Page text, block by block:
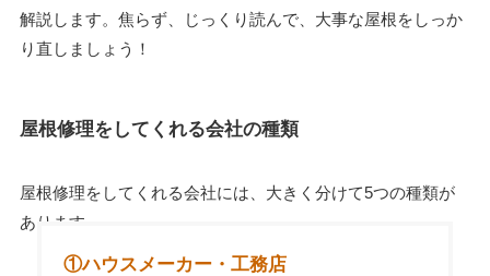
解説します。焦らず、じっくり読んで、大事な屋根をしっか
り直しましょう！
屋根修理をしてくれる会社の種類
屋根修理をしてくれる会社には、大きく分けて5つの種類が
あります。
①ハウスメーカー・工務店